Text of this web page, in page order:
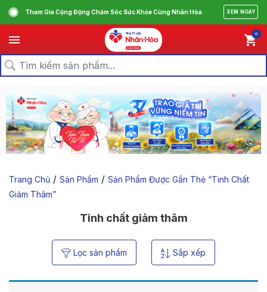
Tham Gia Cộng Động Chăm Sóc Sức Khỏe Cùng Nhân Hòa XEM NGAY
0
Trang Chủ / Sản Phẩm / Sản Phẩm Được Gắn Thẻ “tinh Chất
Giảm Thâm”
Tinh chất giảm thâm
Lọc sản phẩm Sắp xếp